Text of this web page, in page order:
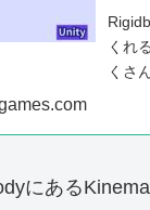
くれ
くさ
にある